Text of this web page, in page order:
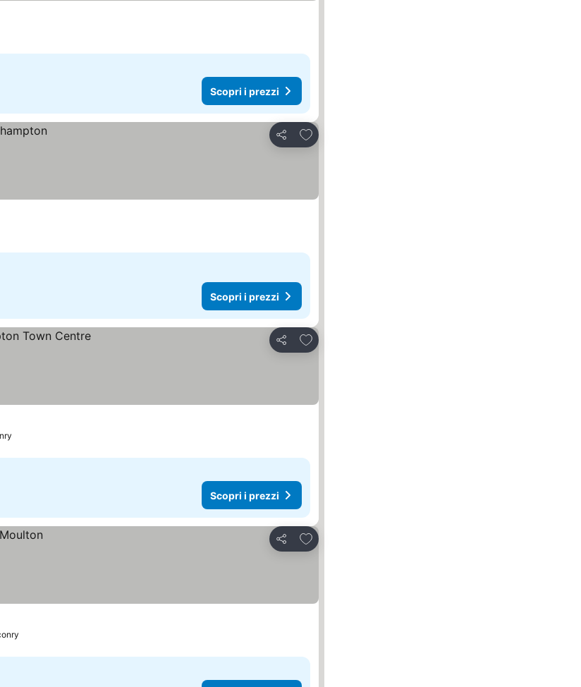
Scopri i prezzi
Condividi
Aggiungi ai preferiti
Scopri i prezzi
Condividi
Aggiungi ai preferiti
Scopri i prezzi
Condividi
Aggiungi ai preferiti